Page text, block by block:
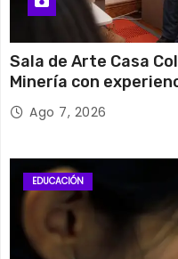
Sala de Arte Casa
Minería con
cobreAgo 7, 2026
EDUCACIÓN